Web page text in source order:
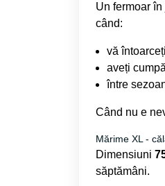
Un fermoar
când:
vă
aveți
între
Când nu e
Mărime XL -
Dimensiuni
săptămâni.